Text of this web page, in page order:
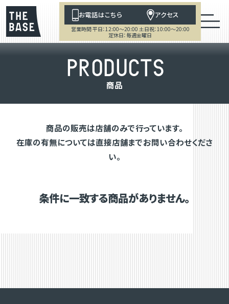
お電話はこちら アクセス
営業時間 平日：12:00～20:00 土日祝：10:00～20:00
定休日：毎週金曜日
PRODUCTS
商品
商品の販売は店舗のみで行っています。
在庫の有無については直接店舗までお問い合わせくださ
い。
条件に一致する商品がありません。